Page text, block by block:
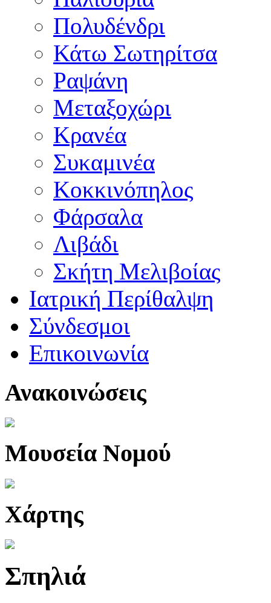
Πολυδένδρι
Κάτω Σωτηρίτσα
Ραψάνη
Μεταξοχώρι
Κρανέα
Συκαμινέα
Κοκκινόπηλος
Φάρσαλα
Λιβάδι
Σκήτη Μελιβοίας
Ιατρική Περίθαλψη
Σύνδεσμοι
Επικοινωνία
Ανακοινώσεις
Μουσεία Νομού
Χάρτης
Σπηλιά